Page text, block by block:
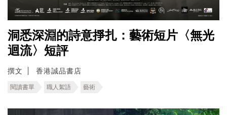
洞悉深淵的詩意掙扎：藝術短片〈無光
迴流〉短評
撰文 香港誠品書店
閱讀書單 職人絮語 藝術